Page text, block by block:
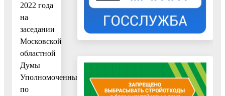
2022 года
на
заседании
Московской
областной
Думы
Уполномоченным
по